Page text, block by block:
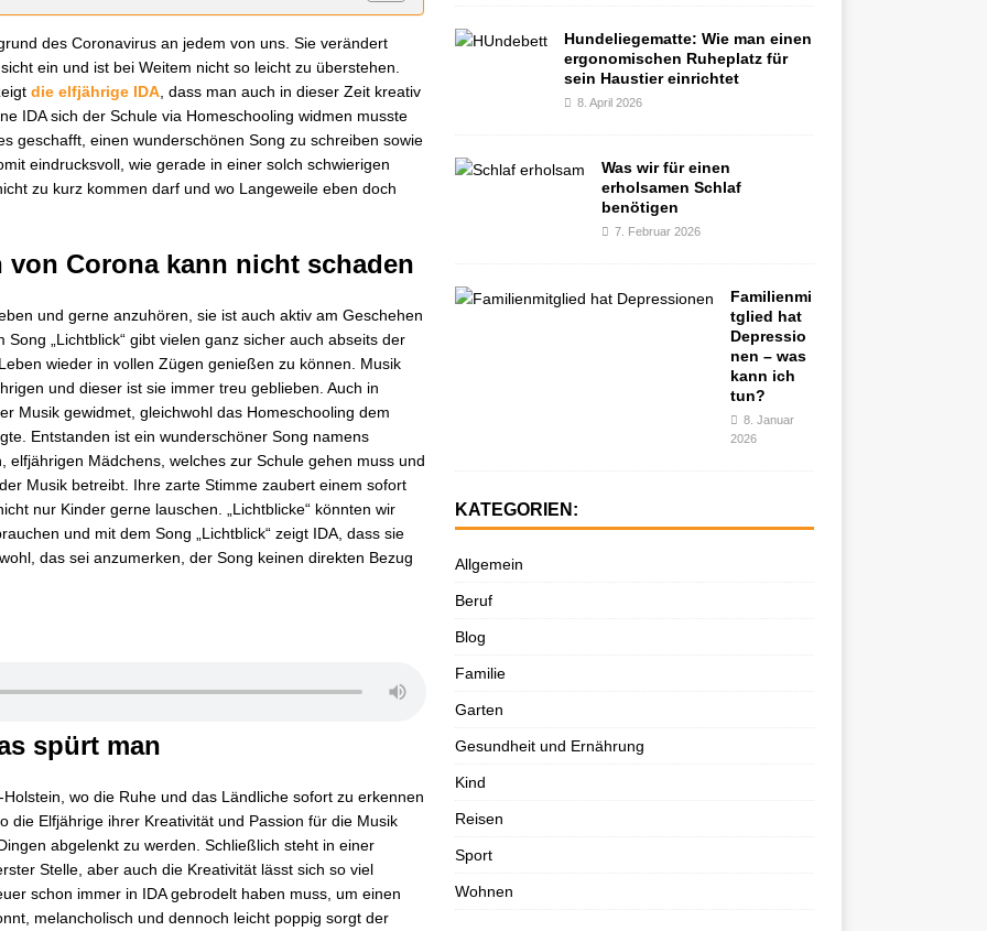
des Coronavirus an jedem von uns. Sie verändert
ein und ist bei Weitem nicht so leicht zu überstehen.
die elfjährige IDA , dass man auch in dieser Zeit kreativ
IDA sich der Schule via Homeschooling widmen musste
geschafft, einen wunderschönen Song zu schreiben sowie
eindrucksvoll, wie gerade in einer solch schwierigen
zu kurz kommen darf und wo Langeweile eben doch
Corona kann nicht schaden
und gerne anzuhören, sie ist auch aktiv am Geschehen
„Lichtblick“ gibt vielen ganz sicher auch abseits der
wieder in vollen Zügen genießen zu können. Musik
und dieser ist sie immer treu geblieben. Auch in
Musik gewidmet, gleichwohl das Homeschooling dem
Entstanden ist ein wunderschöner Song namens
elfjährigen Mädchens, welches zur Schule gehen muss und
Musik betreibt. Ihre zarte Stimme zaubert einem sofort
nur Kinder gerne lauschen. „Lichtblicke“ könnten wir
und mit dem Song „Lichtblick“ zeigt IDA, dass sie
das sei anzumerken, der Song keinen direkten Bezug
spürt man
wo die Ruhe und das Ländliche sofort zu erkennen
die Elfjährige ihrer Kreativität und Passion für die Musik
abgelenkt zu werden. Schließlich steht in einer
Stelle, aber auch die Kreativität lässt sich so viel
schon immer in IDA gebrodelt haben muss, um einen
melancholisch und dennoch leicht poppig sorgt der
Hundeliegematte: Wie man einen
ergonomischen Ruheplatz für
sein Haustier einrichtet
8. April 2026
Was wir für einen
erholsamen Schlaf
benötigen
7. Februar 2026
Familienmi
tglied hat
Depressio
nen – was
kann ich
tun?
8. Januar
2026
KATEGORIEN:
Allgemein
Beruf
Blog
Familie
Garten
Gesundheit und Ernährung
Kind
Reisen
Sport
Wohnen